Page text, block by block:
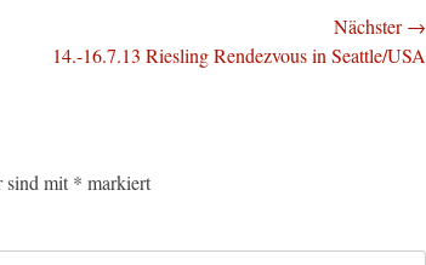
Nächster →
14.-16.7.13 Riesling Rendezvous in Seattle/USA
sind mit * markiert